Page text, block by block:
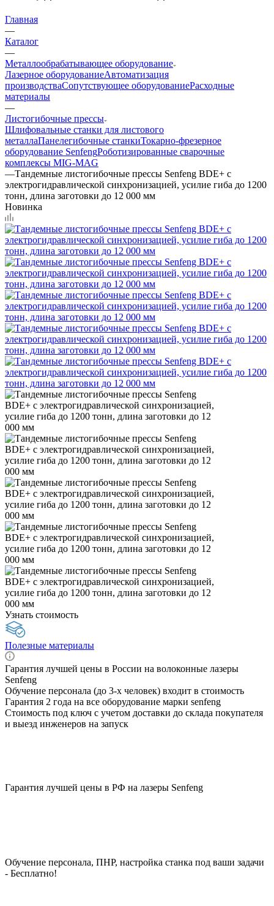
Главная
—
Каталог
—
Металлообрабатывающее оборудование
Лазерное оборудованиеАвтоматизация
производстваСопутствующее оборудованиеРасходные
материалы
—
Листогибочные прессы
Шлифовальные станки для листового
металлаПанелегибочные станкиТокарно-фрезерное
оборудование SenfengРоботизированные сварочные
комплексы MIG-MAG
—Тандемные листогибочные прессы Senfeng BDE+ с
электрогидравлической синхронизацией, усилие гиба до 1200
тонн, длина заготовки до 12 000 мм
Новинка
Узнать стоимость
Полезные материалы
Гарантия лучшей цены в России на волоконные лазеры
Senfeng
Обучение персонала (до 3-х человек) входит в стоимость
Гарантия 2 года на все оборудование марки senfeng
Стоимость под ключ с учетом доставки до склада покупателя
и выезд инженеров на запуск
Гарантия лучшей цены в РФ на лазеры Senfeng
Обучение персонала, ПНР, настройка станка под ваши задачи
- Бесплатно!